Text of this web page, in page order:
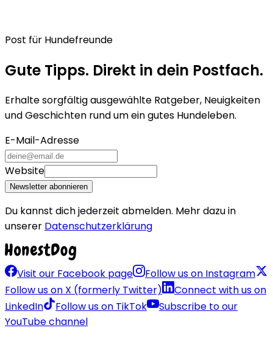
Post für Hundefreunde
Gute Tipps. Direkt in dein Postfach.
Erhalte sorgfältig ausgewählte Ratgeber, Neuigkeiten
und Geschichten rund um ein gutes Hundeleben.
E-Mail-Adresse
Website
Newsletter abonnieren
Du kannst dich jederzeit abmelden. Mehr dazu in
unserer Datenschutzerklärung
Visit our Facebook page
Follow us on Instagram
Follow us on X (formerly Twitter)
Connect with us on
LinkedIn
Follow us on TikTok
Subscribe to our
YouTube channel